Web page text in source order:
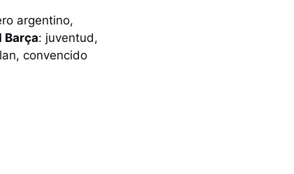
argentino,
Barça: juventud,
convencido